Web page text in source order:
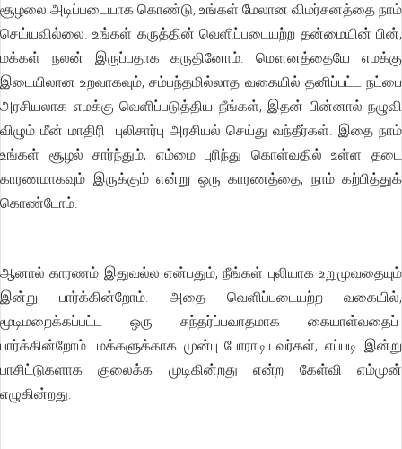
சூழலை அடிப்படையாக கொண்டு, உங்கள் மேலான விமர்சனத்தை நாம்
செய்யவில்லை. உங்கள் கருத்தின் வெளிப்படையற்ற தன்மையின் பின்,
மக்கள் நலன் இருப்பதாக கருதினோம். மௌனத்தையே எமக்கு
இடையிலான உறவாகவும், சம்பந்தமில்லாத வகையில் தனிப்பட்ட நட்பை
அரசியலாக எமக்கு வெளிப்படுத்திய நீங்கள், இதன் பின்னால் நழுவி
விழும் மீன் மாதிரி புலிசார்பு அரசியல் செய்து வந்தீர்கள். இதை நாம்
உங்கள் சூழல் சார்ந்தும், எம்மை புரிந்து கொள்வதில் உள்ள தடை
காரணமாகவும் இருக்கும் என்று ஒரு காரணத்தை, நாம் கற்பித்துக்
கொண்டோம்.
ஆனால் காரணம் இதுவல்ல என்பதும், நீங்கள் புலியாக உறுமுவதையும்
இன்று பார்க்கின்றோம். அதை வெளிப்படையற்ற வகையில்,
மூடிமறைக்கப்பட்ட ஒரு சந்தர்ப்பவாதமாக கையாள்வதைப்
பார்க்கின்றோம். மக்களுக்காக முன்பு போராடியவர்கள், எப்படி இன்று
பாசிட்டுகளாக குலைக்க முடிகின்றது என்ற கேள்வி எம்முன்
எழுகின்றது.